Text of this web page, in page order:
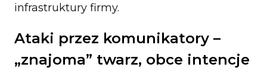
infrastruktury firmy.
Ataki przez komunikatory –
„znajoma” twarz, obce intencje